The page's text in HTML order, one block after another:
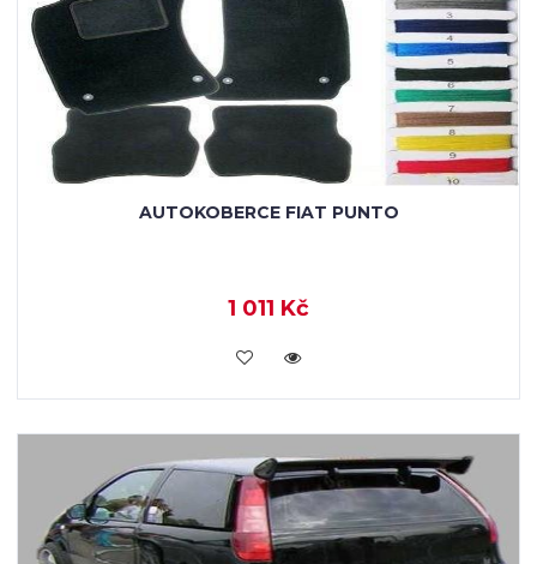
AUTOKOBERCE FIAT PUNTO
1 011 Kč
KOUPIT